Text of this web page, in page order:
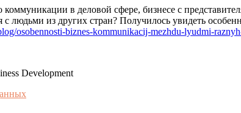
в деловой сфере, бизнесе с
людьми из других стран? Получилось увидеть
osobennosti-biznes-kommunikacij-mezhdu-lyudmi-
Development